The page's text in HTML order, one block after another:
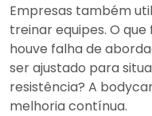
Empresas também
treinar equipes. O
houve falha de
ser ajustado para
resistência? A
melhoria contínua.